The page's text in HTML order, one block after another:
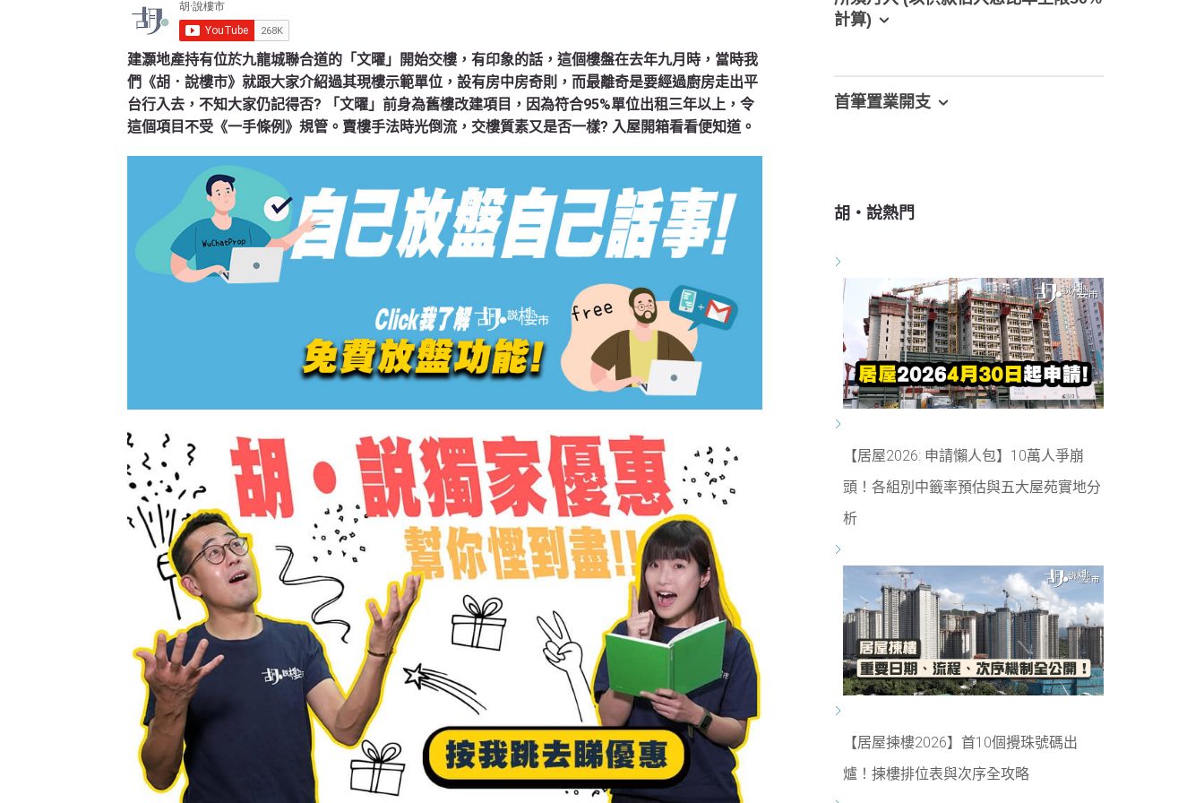
建灝地產持有位於九龍城聯合道的「文曜」開始交樓，有印象的話，這個樓盤在去年九月時，當時我
們《胡．說樓市》就跟大家介紹過其現樓示範單位，設有房中房奇則，而最離奇是要經過廚房走出平
台行入去，不知大家仍記得否? 「文曜」前身為舊樓改建項目，因為符合95%單位出租三年以上，令
這個項目不受《一手條例》規管。賣樓手法時光倒流，交樓質素又是否一樣? 入屋開箱看看便知道。
計算)
首筆置業開支
胡‧說熱門
【居屋2026: 申請懶人包】10萬人爭崩
頭！各組別中籤率預估與五大屋苑實地分
析
【居屋揀樓2026】首10個攪珠號碼出
爐！揀樓排位表與次序全攻略